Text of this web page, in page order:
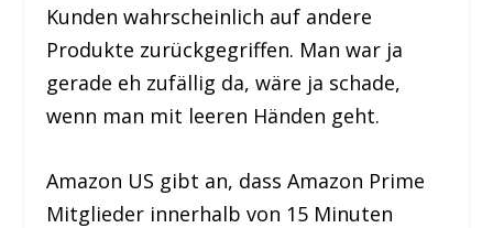
Kunden wahrscheinlich auf andere
Produkte zurückgegriffen. Man war ja
gerade eh zufällig da, wäre ja schade,
wenn man mit leeren Händen geht.
Amazon US gibt an, dass Amazon Prime
Mitglieder innerhalb von 15 Minuten